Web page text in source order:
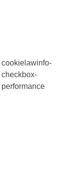
cookielawinfo-
checkbox-
performance